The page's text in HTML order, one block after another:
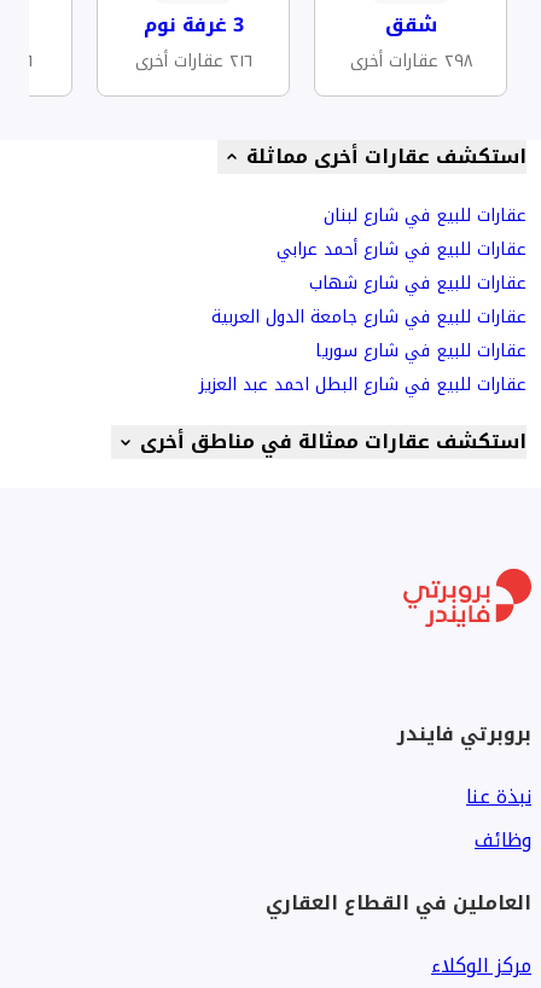
شقق
٢٩٨ عقارات أخرى
3 غرفة نوم
٢١٦ عقارات أخرى ٥٦ عقارات أخرى
استكشف عقارات أخرى مماثلة
عقارات للبيع في شارع لبنان
عقارات للبيع في شارع أحمد عرابي
عقارات للبيع في شارع شهاب
عقارات للبيع في شارع جامعة الدول العربية
عقارات للبيع في شارع سوريا
عقارات للبيع في شارع البطل احمد عبد العزيز
استكشف عقارات ممثالة في مناطق أخرى
بروبرتي فايندر
نبذة عنا
وظائف
العاملين في القطاع العقاري
مركز الوكلاء